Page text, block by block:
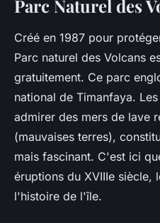
Parc Naturel des
Créé en 1987 pour
Parc naturel des Volcans
gratuitement. Ce parc
national de Timanfaya.
admirer des mers de lave
(mauvaises terres),
mais fascinant. C'est ici
éruptions du XVIIIe siècle,
l'histoire de l'île.